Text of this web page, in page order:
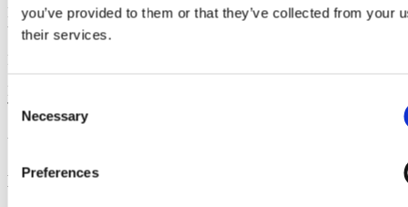
you’ve provided to them or that they’ve collected from your
their services.
Consent
Selection
Necessary
Preferences
Har du spørgsmål er du altid velkommen til at kontakte os på
telefon: + 45 53 54 55 65 eller e-mail info.dk@bjornlunden.com.
Rigtig god fornøjelse..
De bedste hilsner
Team EazyProject
Ups!
Der opstod en fejl